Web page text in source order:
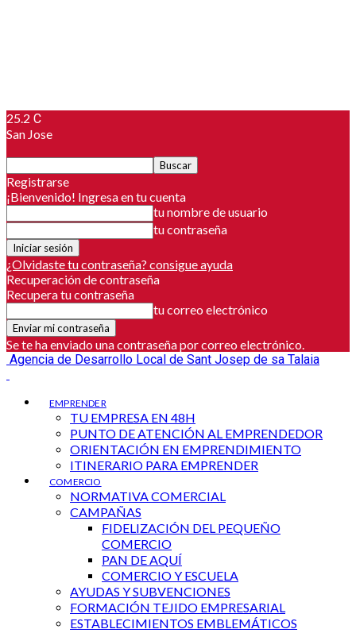
25.2 C
San Jose
Registrarse
¡Bienvenido! Ingresa en tu cuenta
tu nombre de usuario
tu contraseña
¿Olvidaste tu contraseña? consigue ayuda
Recuperación de contraseña
Recupera tu contraseña
tu correo electrónico
Se te ha enviado una contraseña por correo electrónico.
Agencia de Desarrollo Local de Sant Josep de sa Talaia
EMPRENDER
TU EMPRESA EN 48H
PUNTO DE ATENCIÓN AL EMPRENDEDOR
ORIENTACIÓN EN EMPRENDIMIENTO
ITINERARIO PARA EMPRENDER
COMERCIO
NORMATIVA COMERCIAL
CAMPAÑAS
FIDELIZACIÓN DEL PEQUEÑO
COMERCIO
PAN DE AQUÍ
COMERCIO Y ESCUELA
AYUDAS Y SUBVENCIONES
FORMACIÓN TEJIDO EMPRESARIAL
ESTABLECIMIENTOS EMBLEMÁTICOS